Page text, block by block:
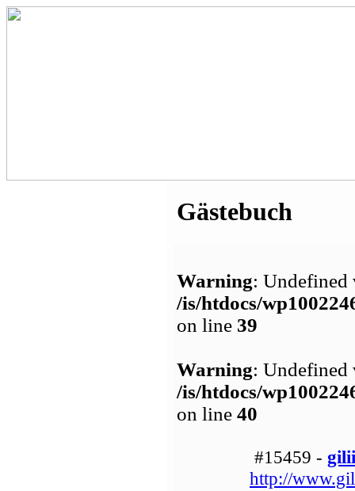
Gästebuch
Warning: Undefined
/is/htdocs/
on line 39
Warning: Undefined
/is/htdocs/
on line 40
#15459 -
http://